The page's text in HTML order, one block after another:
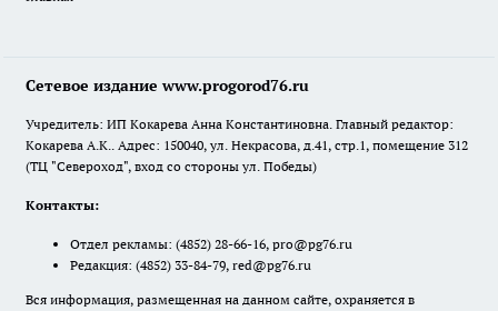
Сетевое издание www.progorod76.ru
Учредитель: ИП Кокарева Анна Константиновна. Главный редактор:
Кокарева А.К.. Адрес: 150040, ул. Некрасова, д.41, стр.1, помещение 312
(ТЦ "Североход", вход со стороны ул. Победы)
Контакты:
Отдел рекламы: (4852) 28-66-16, pro@pg76.ru
Редакция: (4852) 33-84-79, red@pg76.ru
Вся информация, размещенная на данном сайте, охраняется в